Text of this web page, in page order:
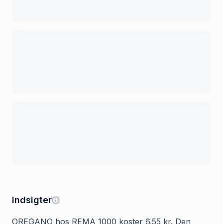
Indsigter
OREGANO hos REMA 1000 koster 6.55 kr. Den